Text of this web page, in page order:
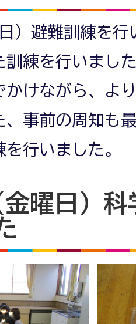
）避難訓練を
訓練を行いまし
かけながら、よ
、事前の周知も
行いました。
金曜日）